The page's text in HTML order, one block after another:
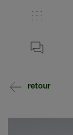
retour